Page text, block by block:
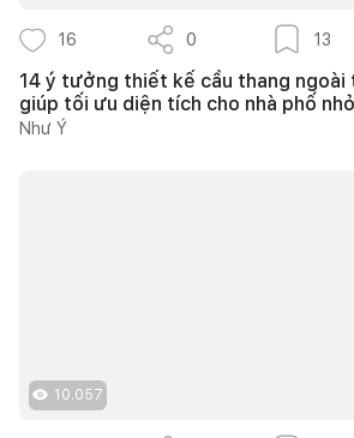
16 0 13
14 ý tưởng thiết kế cầu thang
giúp tối ưu diện tích cho nhà phố
Như Ý
10.057